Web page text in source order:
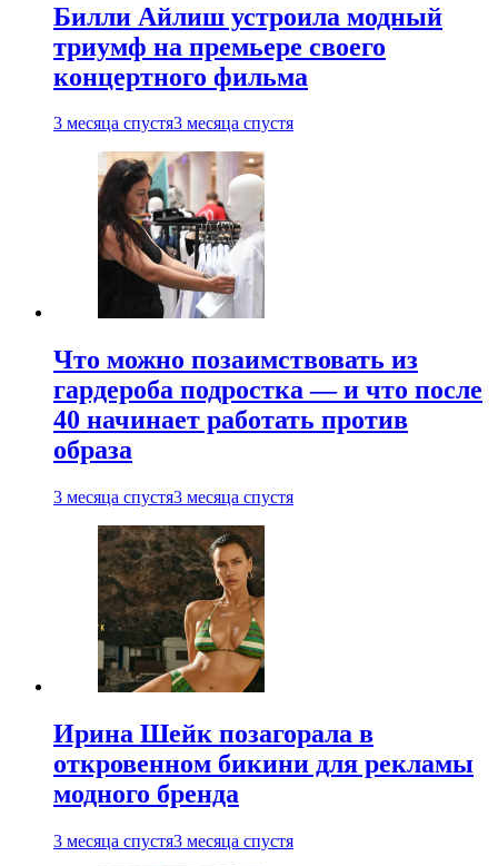
Билли Айлиш устроила модный
триумф на премьере своего
концертного фильма
3 месяца спустя3 месяца спустя
Что можно позаимствовать из
гардероба подростка — и что после
40 начинает работать против
образа
3 месяца спустя3 месяца спустя
Ирина Шейк позагорала в
откровенном бикини для рекламы
модного бренда
3 месяца спустя3 месяца спустя